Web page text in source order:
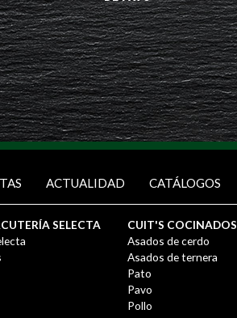
ACTUALIDAD CATÁLOGOS
SELECTA
CUIT'S COCINADOS
Asados de cerdo
Asados de ternera
Pato
Pavo
Pollo